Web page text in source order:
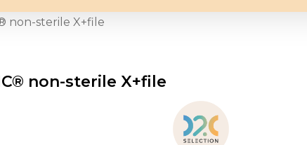
non-sterile X+file
non-sterile X+file